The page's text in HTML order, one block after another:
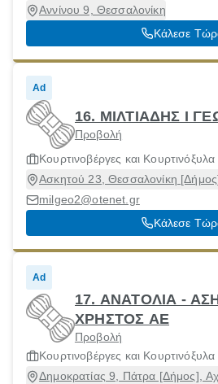
Αννίνου 9, Θεσσαλονίκη
Κάλεσε
Ad
16. ΜΙΛΤΙΑΔΗΣ Ι
Προβολή
Κουρτινοβέργες και Κουρτινόξυλα
Ασκητού 23, Θεσσαλονίκη
milgeo2@otenet.gr
Κάλεσε
Ad
17. ΑΝΑΤΟΛΙΑ -
ΧΡΗΣΤΟΣ ΑΕ
Προβολή
Κουρτινοβέργες και Κουρτινόξυλα
Δημοκρατίας 9, Πάτρα [Δήμος],